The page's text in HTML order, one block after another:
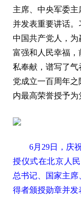
主席、中央军委
并发表重要讲话
中国共产党人，
富强和人民幸福
私奉献，谱写了
党成立一百周年
内最高荣誉授予为
6月29日，庆
授仪式在北京人
总书记、国家主
得者颁授勋章并